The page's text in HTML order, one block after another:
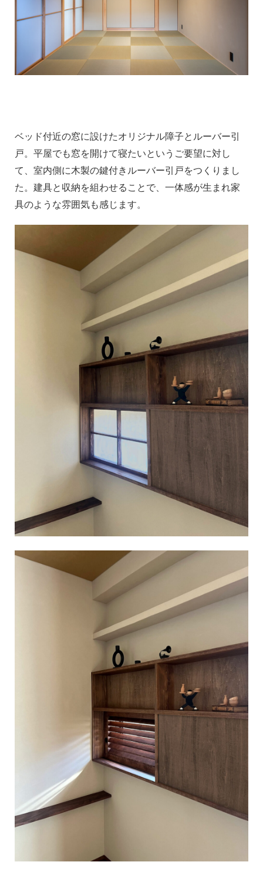
ベッド付近の窓に設けたオリジナル障子とルーバー引
戸。平屋でも窓を開けて寝たいというご要望に対し
て、室内側に木製の鍵付きルーバー引戸をつくりまし
た。建具と収納を組わせることで、一体感が生まれ家
具のような雰囲気も感じます。